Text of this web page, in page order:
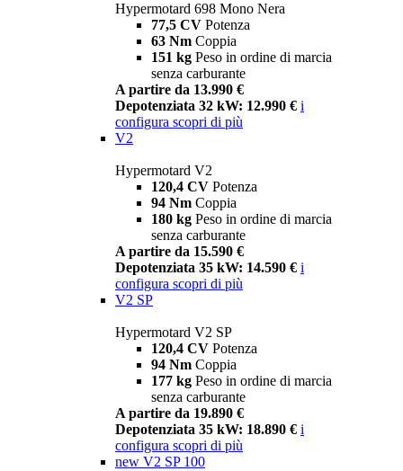
Hypermotard 698 Mono Nera
77,5 CV Potenza
63 Nm Coppia
151 kg Peso in ordine di marcia
senza carburante
A partire da 13.990 €
Depotenziata 32 kW: 12.990 € i
configura scopri di più
V2
Hypermotard V2
120,4 CV Potenza
94 Nm Coppia
180 kg Peso in ordine di marcia
senza carburante
A partire da 15.590 €
Depotenziata 35 kW: 14.590 € i
configura scopri di più
V2 SP
Hypermotard V2 SP
120,4 CV Potenza
94 Nm Coppia
177 kg Peso in ordine di marcia
senza carburante
A partire da 19.890 €
Depotenziata 35 kW: 18.890 € i
configura scopri di più
new V2 SP 100